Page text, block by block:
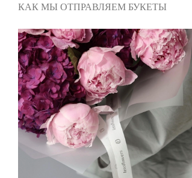
КАК МЫ ОТПРАВЛЯЕМ БУКЕТЫ